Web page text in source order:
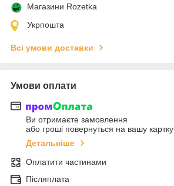
Магазини Rozetka
Укрпошта
Всі умови доставки
Умови оплати
Ви отримаєте замовлення
або гроші повернуться на вашу картку
Детальніше
Оплатити частинами
Післяплата